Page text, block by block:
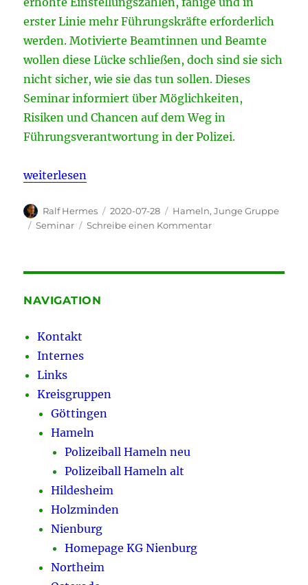
erster Linie mehr Führungskräfte erforderlich
werden. Motivierte Beamtinnen und Beamte
wollen diese Lücke schließen, doch sind sie sich
nicht sicher, wie sie das tun sollen. Dieses
Seminar informiert über Möglichkeiten,
Risiken und Chancen auf dem Weg in
Führungsverantwortung in der Polizei.
„„Durchblick im Karrieredschungel“
weiterlesen
Autor
Ralf Hermes
Veröffentlicht
am
2020-07-28 Kategorien
Hameln,Junge Gruppe
Schlagwörter
Seminar Schreibe einen Kommentarzu
NAVIGATION
Kontakt
Internes
Links
Kreisgruppen
Göttingen
Hameln
Polizeiball Hameln neu
Polizeiball Hameln alt
Hildesheim
Holzminden
Nienburg
Homepage KG Nienburg
Northeim